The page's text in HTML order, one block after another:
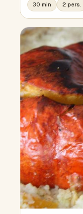
30 min 2 pers.